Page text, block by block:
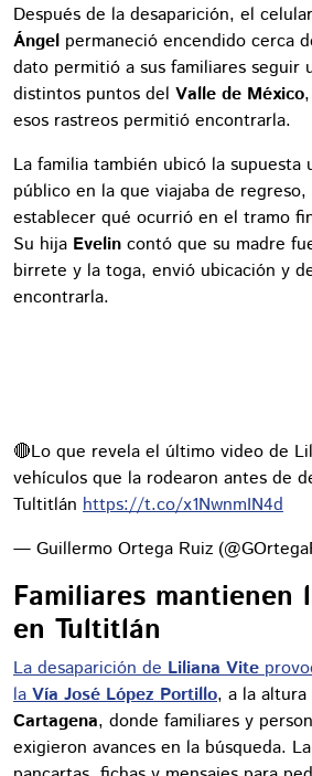
Después de la desaparición, el
Ángel permaneció encendido cerca
dato permitió a sus familiares seguir
distintos puntos del Valle de México
esos rastreos permitió encontrarla.
La familia también ubicó la supuesta
público en la que viajaba de
establecer qué ocurrió en el tramo
Su hija Evelin contó que su madre
birrete y la toga, envió ubicación y
encontrarla.
🔴Lo que revela el último video de
vehículos que la rodearon antes de
Tultitlán https://t.co/x1NwnmIN4d
— Guillermo Ortega Ruiz
Familiares mantienen
en Tultitlán
La desaparición deLiliana Vite
laVía José López Portillo, a la altura
Cartagena, donde familiares y
exigieron avances en la búsqueda.